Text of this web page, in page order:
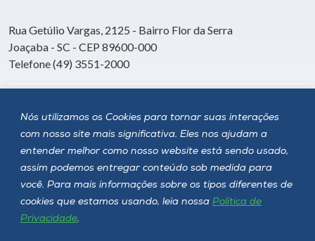
Nós utilizamos os Cookies para tornar suas interações
com nosso site mais significativa. Eles nos ajudam a
entender melhor como nosso website está sendo usado,
assim podemos entregar conteúdo sob medida para
você. Para mais informações sobre os tipos diferentes de
cookies que estamos usando, leia nossa Política de
Privacidade.
Rua Getúlio Vargas, 2125 - Bairro Flor da Serra
Joaçaba - SC - CEP 89600-000
Telefone (49) 3551-2000
Siga a Unoesc